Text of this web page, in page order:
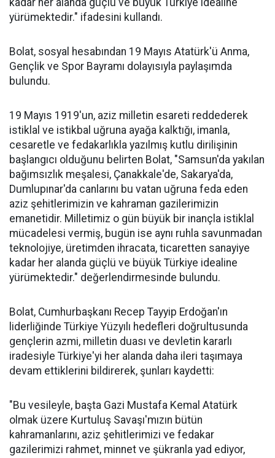
kadar her alanda güçlü ve büyük Türkiye idealine
yürümektedir." ifadesini kullandı.
Bolat, sosyal hesabından 19 Mayıs Atatürk'ü Anma,
Gençlik ve Spor Bayramı dolayısıyla paylaşımda
bulundu.
19 Mayıs 1919'un, aziz milletin esareti reddederek
istiklal ve istikbal uğruna ayağa kalktığı, imanla,
cesaretle ve fedakarlıkla yazılmış kutlu dirilişinin
başlangıcı olduğunu belirten Bolat, "Samsun'da yakılan
bağımsızlık meşalesi, Çanakkale'de, Sakarya'da,
Dumlupınar'da canlarını bu vatan uğruna feda eden
aziz şehitlerimizin ve kahraman gazilerimizin
emanetidir. Milletimiz o gün büyük bir inançla istiklal
mücadelesi vermiş, bugün ise aynı ruhla savunmadan
teknolojiye, üretimden ihracata, ticaretten sanayiye
kadar her alanda güçlü ve büyük Türkiye idealine
yürümektedir." değerlendirmesinde bulundu.
Bolat, Cumhurbaşkanı Recep Tayyip Erdoğan'ın
liderliğinde Türkiye Yüzyılı hedefleri doğrultusunda
gençlerin azmi, milletin duası ve devletin kararlı
iradesiyle Türkiye'yi her alanda daha ileri taşımaya
devam ettiklerini bildirerek, şunları kaydetti:
"Bu vesileyle, başta Gazi Mustafa Kemal Atatürk
olmak üzere Kurtuluş Savaşı'mızın bütün
kahramanlarını, aziz şehitlerimizi ve fedakar
gazilerimizi rahmet, minnet ve şükranla yad ediyor,